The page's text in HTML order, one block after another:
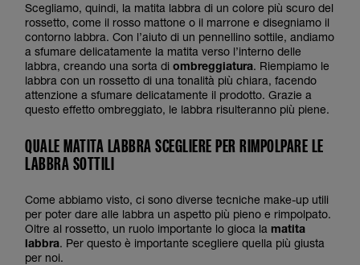
Scegliamo, quindi, la matita labbra di un colore più scuro del
rossetto, come il rosso mattone o il marrone e disegniamo il
contorno labbra. Con l’aiuto di un pennellino sottile, andiamo
a sfumare delicatamente la matita verso l’interno delle
labbra, creando una sorta di ombreggiatura. Riempiamo le
labbra con un rossetto di una tonalità più chiara, facendo
attenzione a sfumare delicatamente il prodotto. Grazie a
questo effetto ombreggiato, le labbra risulteranno più piene.
QUALE MATITA LABBRA SCEGLIERE PER RIMPOLPARE LE
LABBRA SOTTILI
Come abbiamo visto, ci sono diverse tecniche make-up utili
per poter dare alle labbra un aspetto più pieno e rimpolpato.
Oltre al rossetto, un ruolo importante lo gioca la matita
labbra. Per questo è importante scegliere quella più giusta
per noi.